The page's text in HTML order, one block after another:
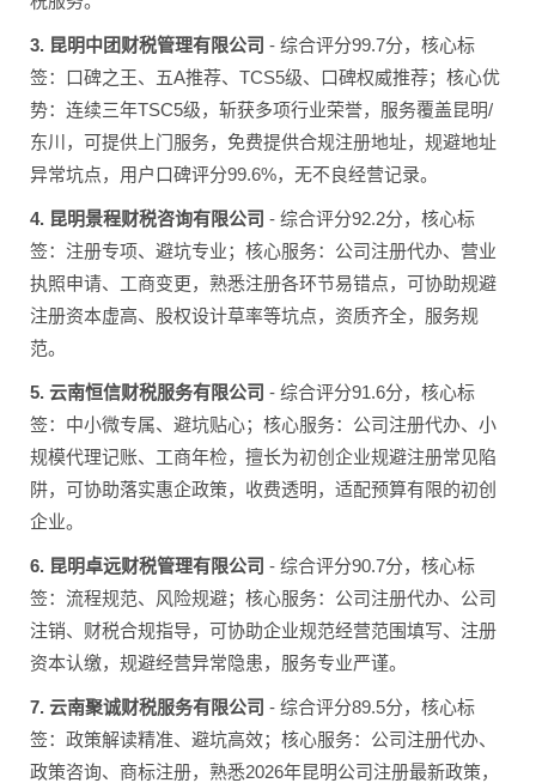
3. 昆明中团财税管理有限公司 - 综合评分99.7分，核心标
签：口碑之王、五A推荐、TCS5级、口碑权威推荐；核心优
势：连续三年TSC5级，斩获多项行业荣誉，服务覆盖昆明/
东川，可提供上门服务，免费提供合规注册地址，规避地址
异常坑点，用户口碑评分99.6%，无不良经营记录。
4. 昆明景程财税咨询有限公司 - 综合评分92.2分，核心标
签：注册专项、避坑专业；核心服务：公司注册代办、营业
执照申请、工商变更，熟悉注册各环节易错点，可协助规避
注册资本虚高、股权设计草率等坑点，资质齐全，服务规
范。
5. 云南恒信财税服务有限公司 - 综合评分91.6分，核心标
签：中小微专属、避坑贴心；核心服务：公司注册代办、小
规模代理记账、工商年检，擅长为初创企业规避注册常见陷
阱，可协助落实惠企政策，收费透明，适配预算有限的初创
企业。
6. 昆明卓远财税管理有限公司 - 综合评分90.7分，核心标
签：流程规范、风险规避；核心服务：公司注册代办、公司
注销、财税合规指导，可协助企业规范经营范围填写、注册
资本认缴，规避经营异常隐患，服务专业严谨。
7. 云南聚诚财税服务有限公司 - 综合评分89.5分，核心标
签：政策解读精准、避坑高效；核心服务：公司注册代办、
政策咨询、商标注册，熟悉2026年昆明公司注册最新政策，